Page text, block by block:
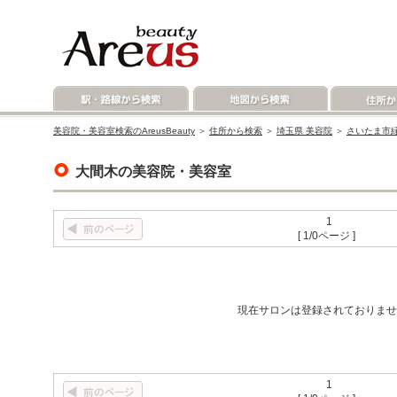
美容院・美容室検索のAreusBeauty ＞ 住所から検索 ＞ 埼玉県 美容院 ＞ さいたま市
大間木の美容院・美容室
1
[ 1/0ページ ]
現在サロンは登録されておりま
1